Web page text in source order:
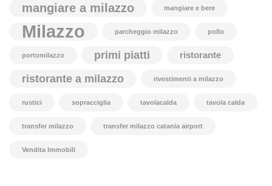
mangiare a milazzo mangiare e bere
Milazzo parcheggio milazzo pollo
portomilazzo primi piatti ristorante
ristorante a milazzo rivestimenti a milazzo
rustici sopracciglia tavolacalda tavola calda
transfer milazzo transfer milazzo catania airport
Vendita Immobili